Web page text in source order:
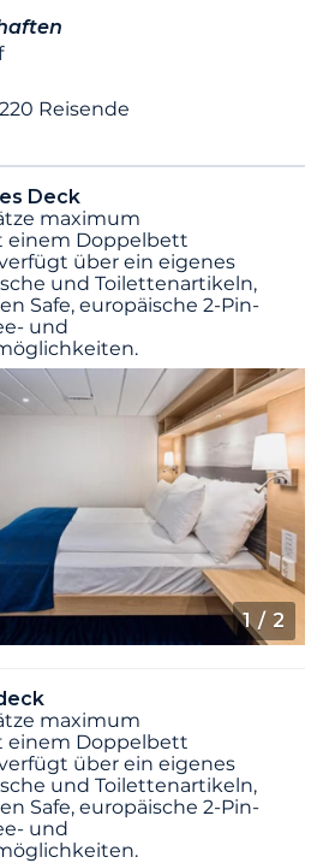
Reisende
Deck
maximum
einem Doppelbett
über ein eigenes
und Toilettenartikeln,
Safe, europäische 2-Pin-
und
1 / 2
maximum
einem Doppelbett
über ein eigenes
und Toilettenartikeln,
Safe, europäische 2-Pin-
und